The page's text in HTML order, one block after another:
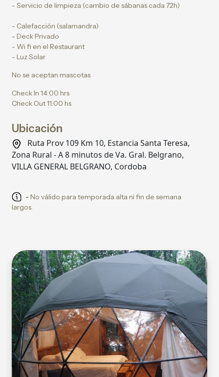
- Servicio de limpieza (cambio de sábanas cada 72h)
- Calefacción (salamandra)
- Deck Privado
- Wi fi en el Restaurant
- Luz Solar
No se aceptan mascotas
Check In 14:00 hrs
Check Out 11:00 hs
Ubicación
Ruta Prov 109 Km 10, Estancia Santa Teresa,
Zona Rural - A 8 minutos de Va. Gral. Belgrano,
VILLA GENERAL BELGRANO, Cordoba
- No válido para temporada alta ni fin de semana
largos.